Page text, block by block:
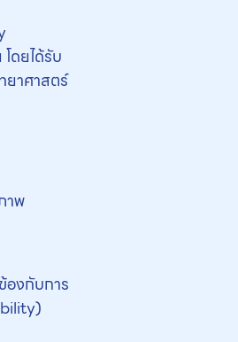
ดยได้รับ
ยาศาสตร์
าพ
องกับการ